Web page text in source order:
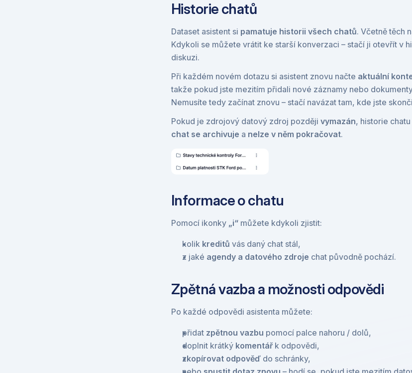
Historie chatů
Dataset asistent si pamatuje historii všech chatů. Včetně těch
Kdykoli se můžete vrátit ke starší konverzaci – stačí ji otevřít v
diskuzi.
Při každém novém dotazu si asistent znovu načte aktuální
takže pokud jste mezitím přidali nové záznamy nebo
Nemusíte tedy začínat znovu – stačí navázat tam, kde jste
Pokud je zdrojový datový zdroj později vymazán
chat se archivuje a nelze v něm pokračovat.
Informace o chatu
Pomocí ikonky „i“ můžete kdykoli zjistit:
kolik kreditů vás daný chat stál,
z jaké agendy a datového zdroje chat původně pochází.
Zpětná vazba a možnosti odpovědi
Po každé odpovědi asistenta můžete:
přidat zpětnou vazbu pomocí palce nahoru / dolů,
doplnit krátký komentář k odpovědi,
zkopírovat odpověď do schránky,